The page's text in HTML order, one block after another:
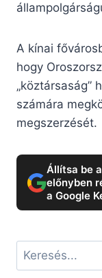
A kínai
hogy
„köztársaság”
számára
megszerzését.
Állítsa be
előnyben
a Google
Keresés